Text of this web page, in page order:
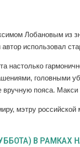
Лобановым из
использовал
настолько
головными
пояса.
мэтру
В РАМКАХ